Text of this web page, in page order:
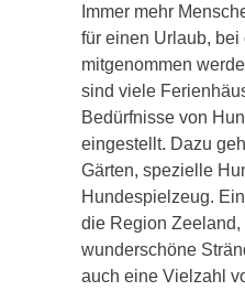
Immer mehr
für einen Urlaub, bei
mitgenommen
sind viele
Bedürfnisse von
eingestellt. Dazu
Gärten, spezielle
Hundespielzeug.
die Region Zeeland,
wunderschöne
auch eine Vielzahl